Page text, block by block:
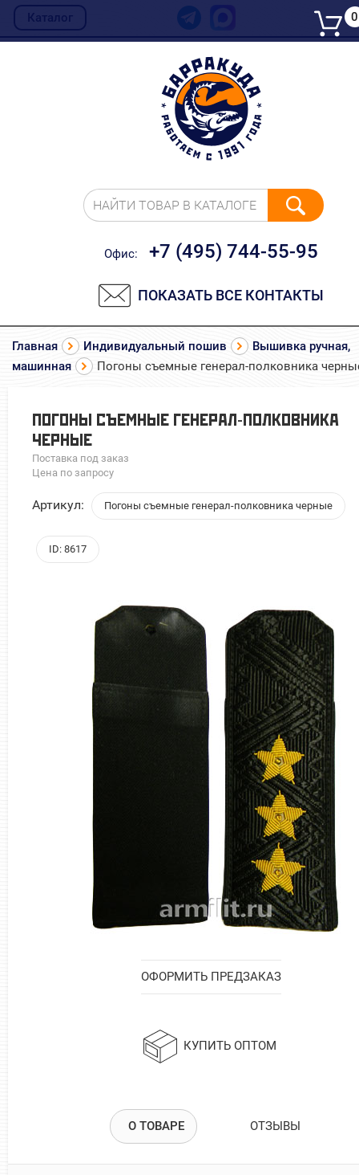
Каталог
НАЙТИ ТОВАР В КАТАЛОГЕ
Офис: +7 (495) 744-55-95
ПОКАЗАТЬ ВСЕ КОНТАКТЫ
0
Главная Индивидуальный пошив
Вышивка ручная,
машинная
Погоны съемные генерал-полковника
ПОГОНЫ СЪЕМНЫЕ ГЕНЕРАЛ-ПОЛКОВНИКА
ЧЕРНЫЕ
Поставка под заказ
Цена по запросу
Артикул: Погоны съемные генерал-полковника черные
ID: 8617
ОФОРМИТЬ ПРЕДЗАКАЗ
КУПИТЬ ОПТОМ
О ТОВАРЕ ОТЗЫВЫ